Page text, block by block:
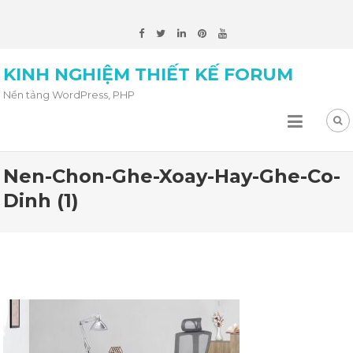
KINH NGHIỆM THIẾT KẾ FORUM
Nền tảng WordPress, PHP
Nen-Chon-Ghe-Xoay-Hay-Ghe-Co-
Dinh (1)